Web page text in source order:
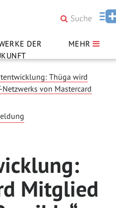
DER
MEHR
Thüga wird
Netzwerks von Mastercard
Mitglied